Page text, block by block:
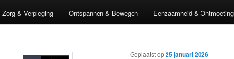
Zorg & Verpleging Ontspannen & Bewegen Eenzaamheid & Ontmoeting
Geplaatst op25 januari 2026